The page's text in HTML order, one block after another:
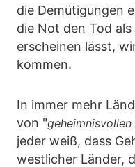
die Demütigungen
die Not den Tod
erscheinen lässt,
kommen.
In immer mehr
von "geheimnisvollen
jeder weiß, dass
westlicher Länder,